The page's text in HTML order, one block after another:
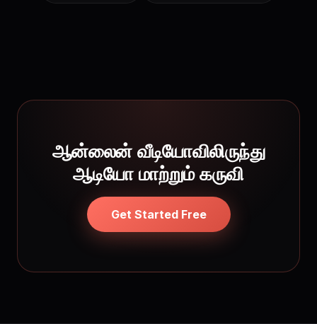
ஆன்லைன் வீடியோவிலிருந்து
ஆடியோ மாற்றும் கருவி
Get Started Free